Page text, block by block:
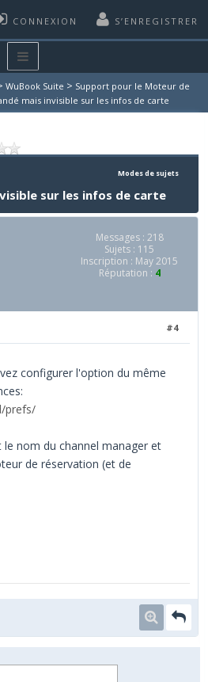
CONNEXION S’ENREGISTRER
WuBook Suite > Support pour le Moteur de
mais invisible sur les infos de carte
Modes de sujets
sur les infos de carte
Messages : 218
Sujets : 115
Inscription : May 2015
Réputation : 4
#4
configurer l'option du même
prefs/
nom du channel manager et
de réservation (et de